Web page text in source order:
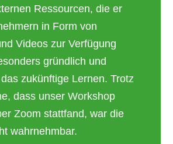
Ressourcen, die er
in Form von
Videos zur Verfügung
gründlich und
zukünftige Lernen. Trotz
dass unser Workshop
Zoom stattfand, war die
wahrnehmbar.